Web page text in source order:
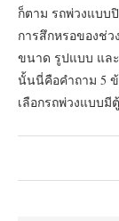
ก็ตาม รถพ่วงแบบ
การสึกหรอของช่
ขนาด รูปแบบ แล
นั้นนี่คือคำถาม 5
เลือกรถพ่วงแบบ